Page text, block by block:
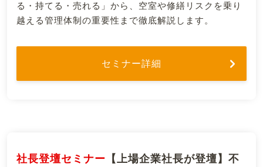
る・持てる・売れる」から、空室や修繕リスクを乗り
越える管理体制の重要性まで徹底解説します。
セミナー詳細
社長登壇セミナー 【上場企業社長が登壇】不